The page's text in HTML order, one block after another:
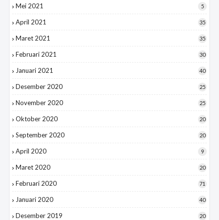
Mei 2021 5
April 2021 35
Maret 2021 35
Februari 2021 30
Januari 2021 40
Desember 2020 25
November 2020 25
Oktober 2020 20
September 2020 20
April 2020 9
Maret 2020 20
Februari 2020 71
Januari 2020 40
Desember 2019 20